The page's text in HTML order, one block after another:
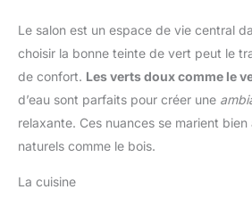
Le salon est un espace de vie central
choisir la bonne teinte de vert peut le
de confort. Les verts doux comme le
d’eau sont parfaits pour créer une
relaxante. Ces nuances se marient
naturels comme le bois.
La cuisine